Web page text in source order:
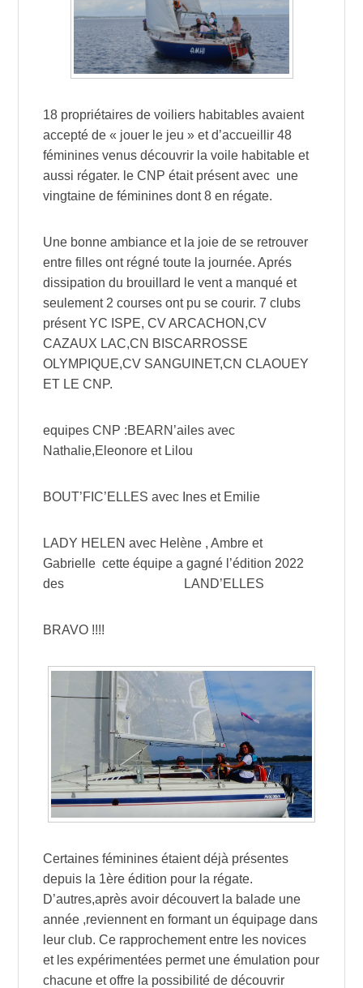
18 propriétaires de voiliers habitables avaient
accepté de « jouer le jeu » et d’accueillir 48
féminines venus découvrir la voile habitable et
aussi régater. le CNP était présent avec une
vingtaine de féminines dont 8 en régate.
Une bonne ambiance et la joie de se retrouver
entre filles ont régné toute la journée. Aprés
dissipation du brouillard le vent a manqué et
seulement 2 courses ont pu se courir. 7 clubs
présent YC ISPE, CV ARCACHON,CV
CAZAUX LAC,CN BISCARROSSE
OLYMPIQUE,CV SANGUINET,CN CLAOUEY
ET LE CNP.
equipes CNP :BEARN’ailes avec
Nathalie,Eleonore et Lilou
BOUT’FIC’ELLES avec Ines et Emilie
LADY HELEN avec Helène , Ambre et
Gabrielle cette équipe a gagné l’édition 2022
des LAND’ELLES
BRAVO !!!!
Certaines féminines étaient déjà présentes
depuis la 1ère édition pour la régate.
D’autres,après avoir découvert la balade une
année ,reviennent en formant un équipage dans
leur club. Ce rapprochement entre les novices
et les expérimentées permet une émulation pour
chacune et offre la possibilité de découvrir